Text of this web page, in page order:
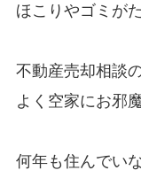
ほこりやゴミが
不動産売却相談
よく空家にお邪
何年も住んでい